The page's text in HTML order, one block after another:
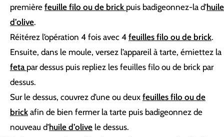
première feuille filo ou de brick puis badigeonnez-la d’huile
d’olive.
Réitérez l’opération 4 fois avec 4 feuilles filo ou de brick.
Ensuite, dans le moule, versez l’appareil à tarte, émiettez la
feta par dessus puis repliez les feuilles filo ou de brick par
dessus.
Sur le dessus, couvrez d’une ou deux feuilles filo ou de
brick afin de bien fermer la tarte puis badigeonnez de
nouveau d’huile d’olive le dessus.